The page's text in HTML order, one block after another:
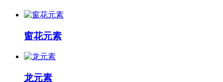
窗花元素
龙元素